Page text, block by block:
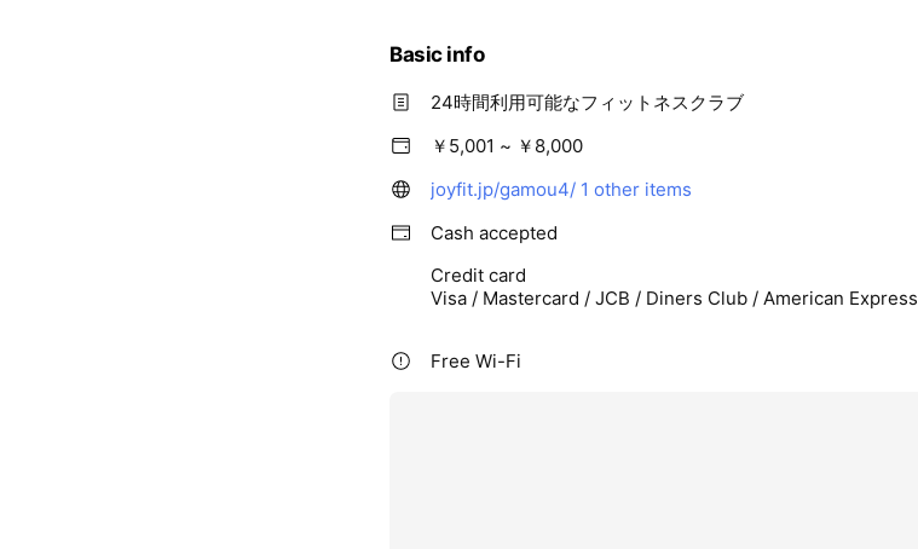
Basic info
24時間利用可能なフィットネスクラブ
￥5,001 ~ ￥8,000
joyfit.jp/gamou4/ 1 other items
Cash accepted
Credit card
Visa / Mastercard / JCB / Diners Club / American Express
Free Wi-Fi